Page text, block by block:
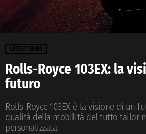
LATEST NEWS
Rolls-Royce 103EX: la
futuro
Rolls-Royce 103EX è la visione di un
qualità della mobilità del tutto tailor
personalizzata